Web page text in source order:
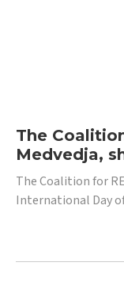
The
Medvedja,
The Coalition for
International Day